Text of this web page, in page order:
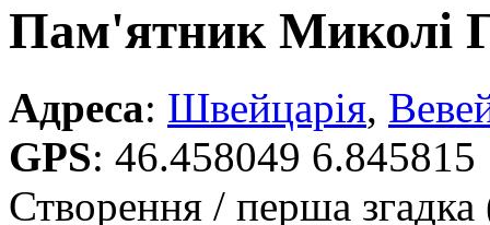
Пам'ятник Миколі
Адреса: Швейцарія,
GPS: 46.458049 6.845815
Створення / перша